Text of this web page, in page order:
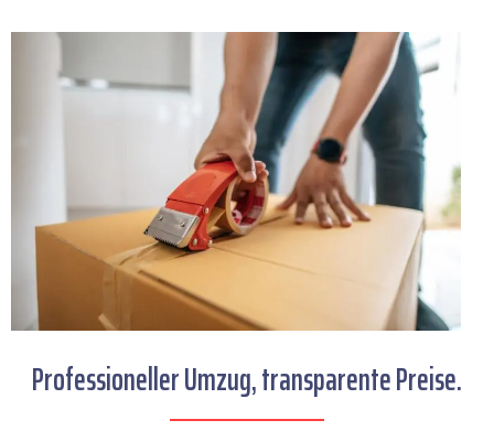
Professioneller Umzug, transparente Preise.